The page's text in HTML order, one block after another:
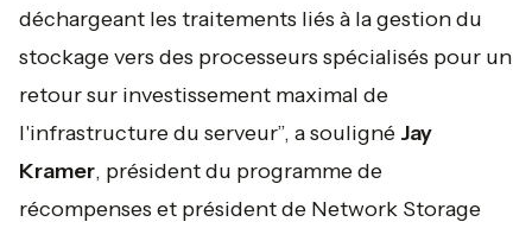
déchargeant les traitements liés à la gestion du
stockage vers des processeurs spécialisés pour un
retour sur investissement maximal de
l'infrastructure du serveur”, a souligné Jay
Kramer, président du programme de
récompenses et président de Network Storage